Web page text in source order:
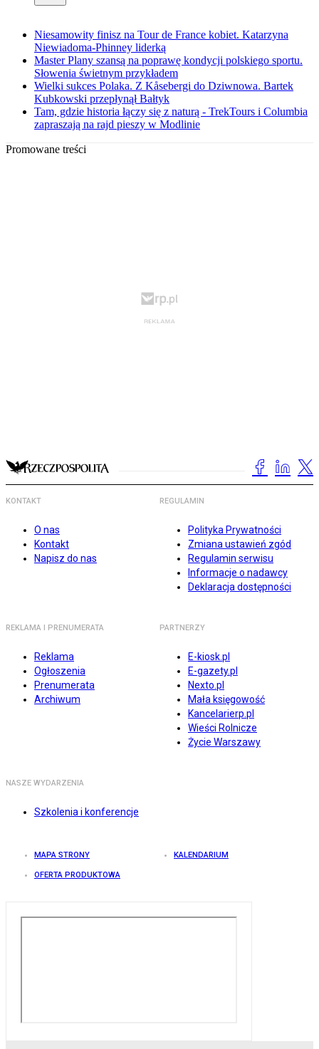
Niesamowity finisz na Tour de France kobiet. Katarzyna
Niewiadoma-Phinney liderką
Master Plany szansą na poprawę kondycji polskiego sportu.
Słowenia świetnym przykładem
Wielki sukces Polaka. Z Kåsebergi do Dziwnowa. Bartek
Kubkowski przepłynął Bałtyk
Tam, gdzie historia łączy się z naturą - TrekTours i Columbia
zapraszają na rajd pieszy w Modlinie
Promowane treści
KONTAKT
O nas
Kontakt
Napisz do nas
REGULAMIN
Polityka Prywatności
Zmiana ustawień zgód
Regulamin serwisu
Informacje o nadawcy
Deklaracja dostępności
REKLAMA I PRENUMERATA
Reklama
Ogłoszenia
Prenumerata
Archiwum
PARTNERZY
E-kiosk.pl
E-gazety.pl
Nexto.pl
Mała księgowość
Kancelarierp.pl
Wieści Rolnicze
Życie Warszawy
NASZE WYDARZENIA
Szkolenia i konferencje
MAPA STRONY KALENDARIUM
OFERTA PRODUKTOWA